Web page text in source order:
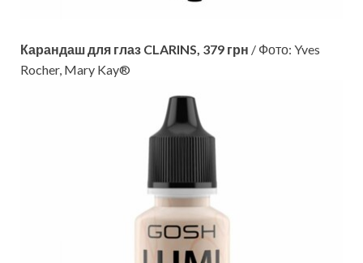
Карандаш для глаз CLARINS, 379 грн / Фото: Yves
Rocher, Mary Kay®